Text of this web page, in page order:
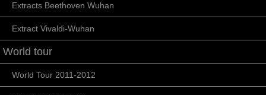
Extracts Beethoven Wuhan
Extract Vivaldi-Wuhan
World tour
World Tour 2011-2012